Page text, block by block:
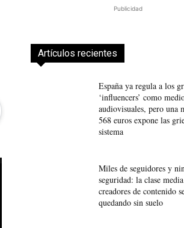
Publicidad
Artículos recientes
España ya regula a los
‘influencers’ como
audiovisuales, pero una
568 euros expone las
sistema
Miles de seguidores y
seguridad: la clase
creadores de contenido
quedando sin suelo